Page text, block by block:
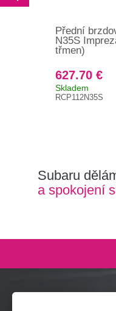
Přední
N35S
třmen)
627.70 €
Skladem
RCP112N35S
Subaru
a spokojení